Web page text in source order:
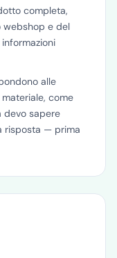
completa,
webshop e del
alle
come
devo sapere
risposta — prima